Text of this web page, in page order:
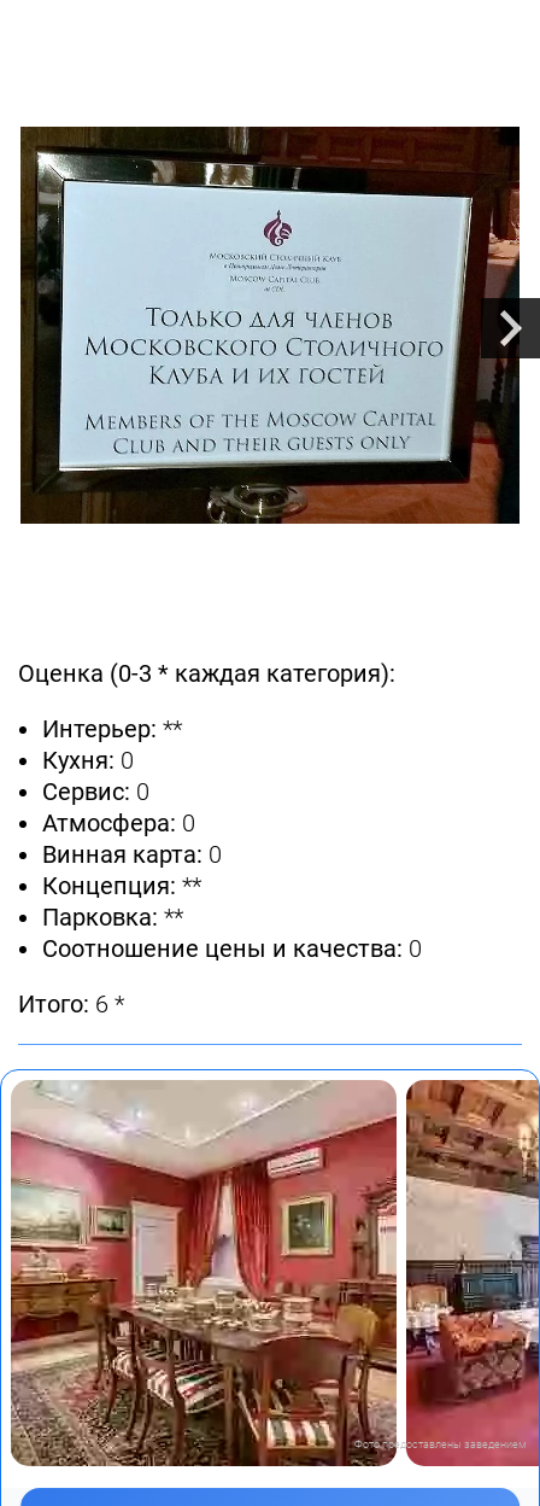
Оценка (0-3 * каждая категория):
Интерьер: **
Кухня: 0
Сервис: 0
Атмосфера: 0
Винная карта: 0
Концепция: **
Парковка: **
Соотношение цены и качества: 0
Итого: 6 *
Фото предоставлены заведением